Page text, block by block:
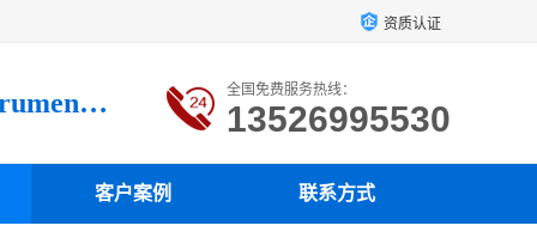
资质认证
Luoyang loysonic Testing instrument co., LTD 全国免费服务热线：
13526995530
客户案例 联系方式